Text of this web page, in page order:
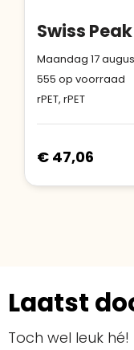
Maandag 17
555 op voorraad
rPET, rPET
€ 47,06
Laatst
Toch wel leuk hé!